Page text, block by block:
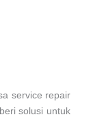
service repair
solusi untuk